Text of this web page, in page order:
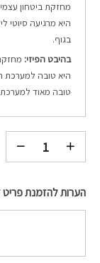
מחזקת ביטחון
היא מרגיעה סיוטי
בגוף.
בהיבט הפיזי:
היא טובה למערכת
טובה מאוד
הערות להזמנת פריט